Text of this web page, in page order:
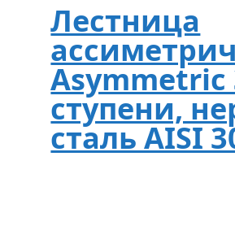
Лестница
Asymmetric
ступени,
сталь AISI